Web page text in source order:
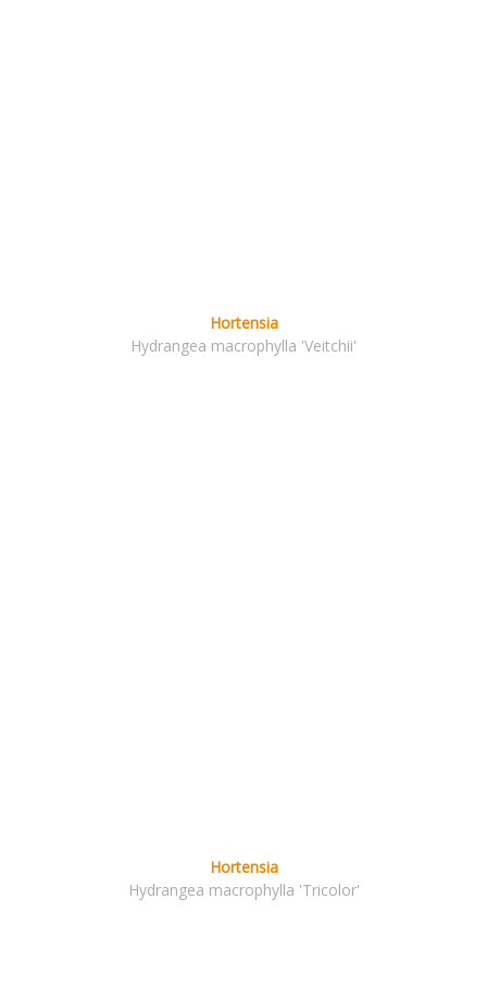
Hortensia
Hydrangea macrophylla 'Veitchii'
Hortensia
Hydrangea macrophylla 'Tricolor'